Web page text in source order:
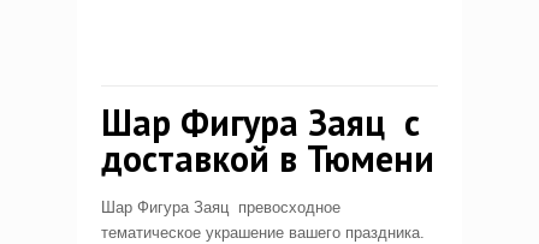
Шар Фигура Заяц с
доставкой в Тюмени
Шар Фигура Заяц превосходное
тематическое украшение вашего праздника.